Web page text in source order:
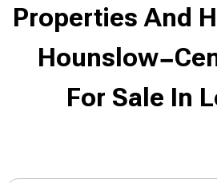
Properties And
Hounslow-
For Sale In